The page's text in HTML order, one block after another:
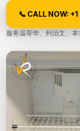
📞 CALL NOW:
服务温哥华、列治文、本